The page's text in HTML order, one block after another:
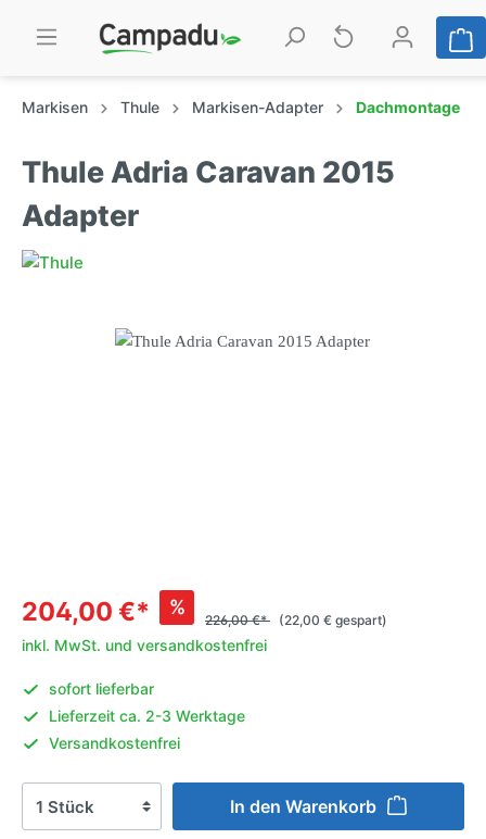
Markisen Thule Markisen-Adapter Dachmontage
Thule Adria Caravan 2015
Adapter
204,00 €* %
226,00 €* (22,00 € gespart)
inkl. MwSt. und versandkostenfrei
sofort lieferbar
Lieferzeit ca. 2-3 Werktage
Versandkostenfrei
In den Warenkorb